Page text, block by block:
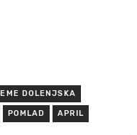
DOLENJSKA
POMLAD APRIL